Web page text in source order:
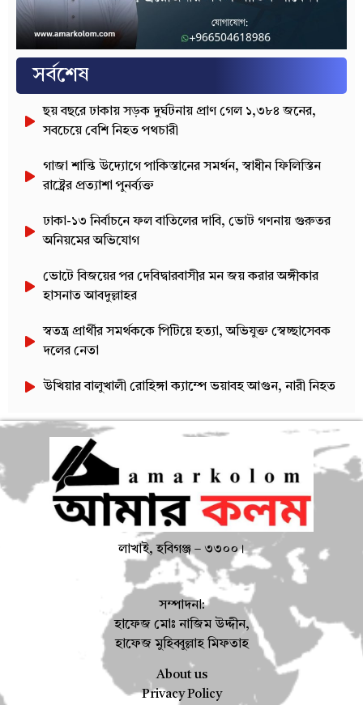
সর্বশেষ
ছয় বছরে ঢাকায় সড়ক দুর্ঘটনায় প্রাণ গেল ১,৩৮৪ জনের,
সবচেয়ে বেশি নিহত পথচারী
গাজা শান্তি উদ্যোগে পাকিস্তানের সমর্থন, স্বাধীন ফিলিস্তিন
রাষ্ট্রের প্রত্যাশা পুনর্ব্যক্ত
ঢাকা-১৩ নির্বাচনে ফল বাতিলের দাবি, ভোট গণনায় গুরুতর
অনিয়মের অভিযোগ
ভোটে বিজয়ের পর দেবিদ্বারবাসীর মন জয় করার অঙ্গীকার
হাসনাত আবদুল্লাহর
স্বতন্ত্র প্রার্থীর সমর্থককে পিটিয়ে হত্যা, অভিযুক্ত স্বেচ্ছাসেবক
দলের নেতা
উখিয়ার বালুখালী রোহিঙ্গা ক্যাম্পে ভয়াবহ আগুন, নারী নিহত
লাখাই, হবিগঞ্জ – ৩৩০০।
সম্পাদনা:
হাফেজ মোঃ নাজিম উদ্দীন,
হাফেজ মুহিব্বুল্লাহ মিফতাহ
About us
Privacy Policy